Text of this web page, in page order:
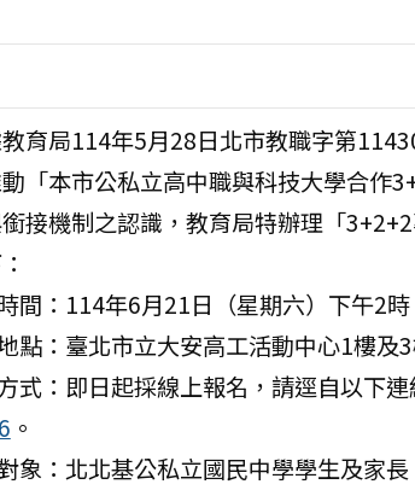
育局114年5月28日北市教職字第
「本市公私立高中職與科技大學合作
接機制之認識，教育局特辦理「
間：114年6月21日（星期六）下午2時
點：臺北市立大安高工活動中心1樓及
式：即日起採線上報名，請逕自以下連
。
象：北北基公私立國民中學學生及家長